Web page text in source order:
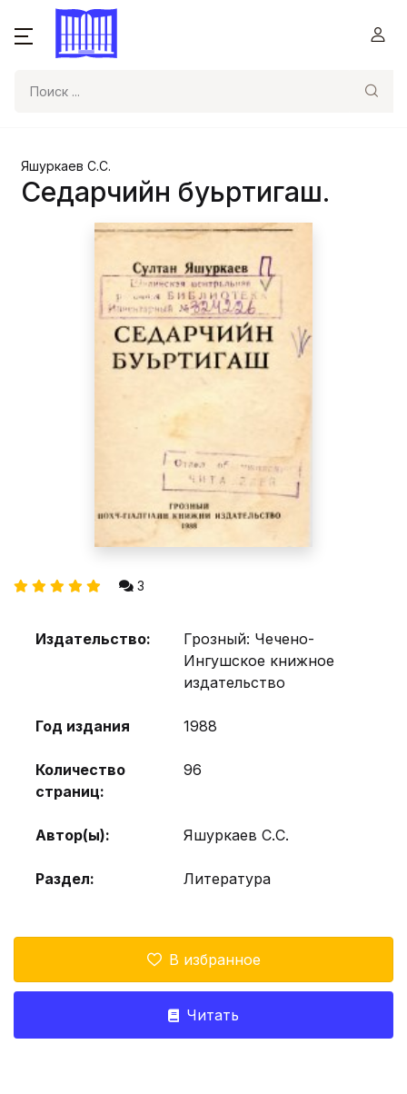
Яшуркаев С.С.
Седарчийн буьртигаш.
3
Издательство:
Грозный: Чечено-
Ингушское книжное
издательство
Год издания 1988
Количество
страниц:
96
Автор(ы): Яшуркаев С.С.
Раздел: Литература
В избранное
Читать